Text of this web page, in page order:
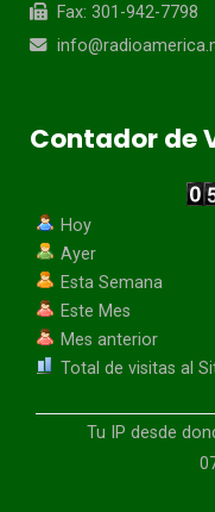
Fax: 301-942-7798
Contador de
Hoy
Ayer
Esta Semana
Este Mes
Mes anterior
Total de visitas al
Tu IP desde